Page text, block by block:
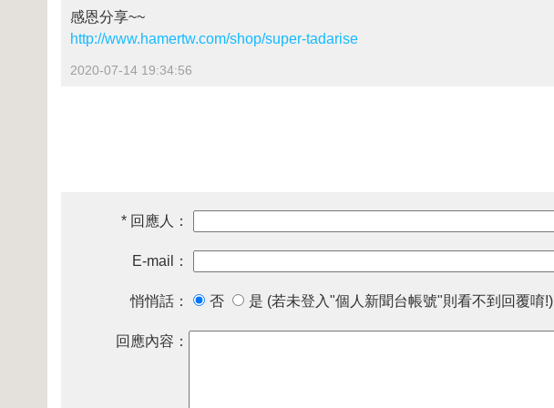
感恩分享~~
http://www.hamertw.com/shop/super-tadarise
2020-07-14 19:34:56
* 回應人：
E-mail：
悄悄話： 否 是 (若未登入"個人新聞台帳號"則看不到回覆唷!)
回應內容：